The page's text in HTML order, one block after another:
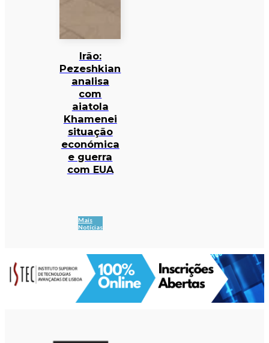
Irão:
Pezeshkian
analisa
com
aiatola
Khamenei
situação
económica
e guerra
com EUA
Mais
Notícias